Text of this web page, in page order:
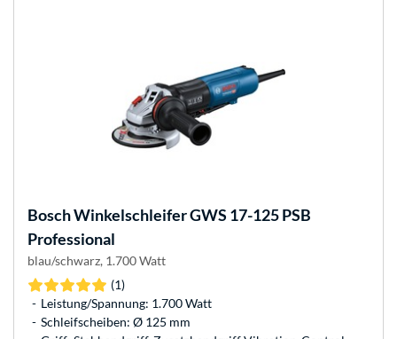
BoschWinkelschleifer GWS 17-125 PSB
Professional
blau/schwarz, 1.700 Watt
(1)
Leistung/Spannung: 1.700 Watt
Schleifscheiben: Ø 125 mm